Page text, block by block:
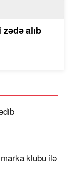
alıb
klubu ilə